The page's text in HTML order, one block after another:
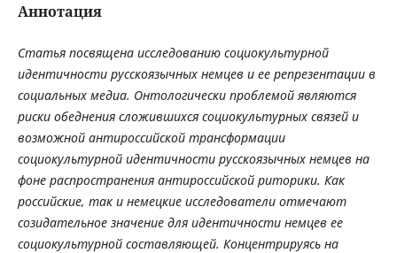
Аннотация
Статья посвящена исследованию социокультурной
идентичности русскоязычных немцев и ее репрезентации в
социальных медиа. Онтологически проблемой являются
риски обеднения сложившихся социокультурных связей и
возможной антироссийской трансформации
социокультурной идентичности русскоязычных немцев на
фоне распространения антироссийской риторики. Как
российские, так и немецкие исследователи отмечают
созидательное значение для идентичности немцев ее
социокультурной составляющей. Концентрируясь на